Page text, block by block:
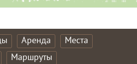
Аренда
Места
Маршруты